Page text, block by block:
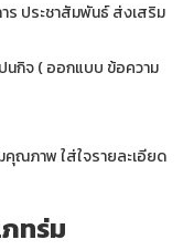
ร ประชาสัมพันธ์ ส่งเสริม
นกิจ ( ออกแบบ ข้อความ
ณภาพ ใส่ใจรายละเอียด
ทร่ม